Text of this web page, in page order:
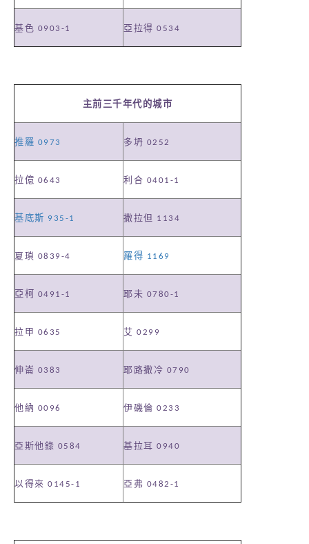
基色 0903-1 亞拉得 0534
主前三千年代的城市
推羅 0973 多坍 0252
拉億 0643 利合 0401-1
基底斯 935-1 撒拉但 1134
夏瑣 0839-4 羅得 1169
亞柯 0491-1 耶未 0780-1
拉甲 0635 艾 0299
伸崙 0383 耶路撒冷 0790
他納 0096 伊磯倫 0233
亞斯他錄 0584 基拉耳 0940
以得來 0145-1 亞弗 0482-1